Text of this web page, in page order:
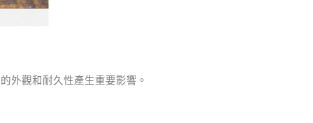
外觀和耐久性產生重要影響。